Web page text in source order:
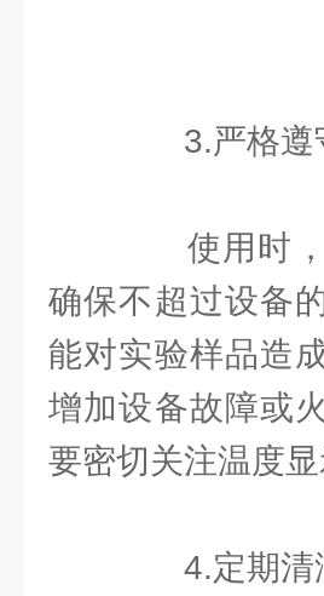
3.严格遵
使用时，
确保不超过设备
能对实验样品造
增加设备故障或
要密切关注温度
4.定期清